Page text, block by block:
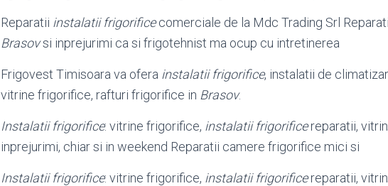
Reparatii instalatii frigorificecomerciale de la Mdc Trading Srl
Brasovsi inprejurimi ca si frigotehnist ma ocup cu intretinerea
Frigovest Timisoara va ofera instalatii frigorifice, instalatii de
vitrine frigorifice, rafturi frigorifice in Brasov.
Instalatii frigorifice: vitrine frigorifice, instalatii frigorificereparatii,
inprejurimi, chiar si in weekend Reparatii camere frigorifice mici si
Instalatii frigorifice: vitrine frigorifice, instalatii frigorificereparatii,